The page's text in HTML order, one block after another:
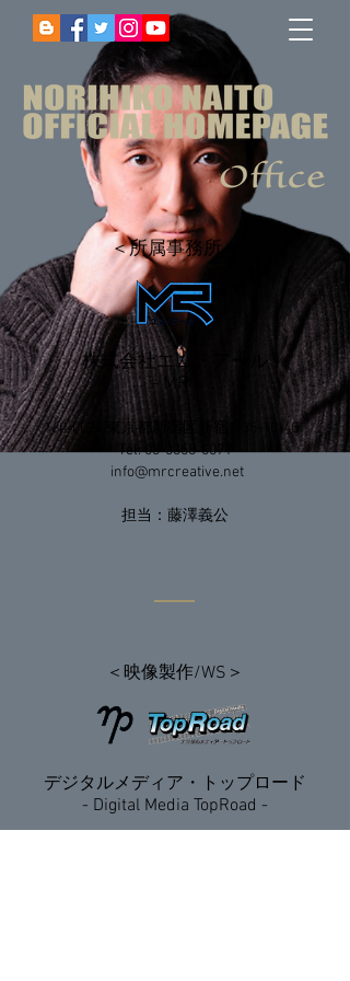
＜所属事務所＞
株式会社エム・アール
- MR -
160-0022
東京都新宿区新宿1-35-10-401
Tel:03-3358-0071
info@mrcreative.net
​​担当：藤澤義公
＜映像製作/WS＞​
デジタルメディア・トップロード
- Digital Media TopRoad -